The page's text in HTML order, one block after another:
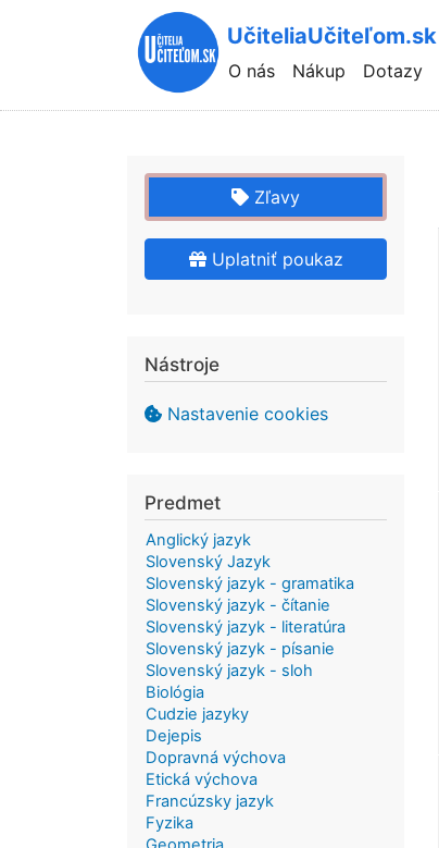
UčiteliaUčiteľom.sk
Hlavní
navigace
O nás Nákup Dotazy
Zľavy
Uplatniť poukaz
Nástroje
Nastavenie cookies
Predmet
Anglický jazyk
Slovenský Jazyk
Slovenský jazyk - gramatika
Slovenský jazyk - čítanie
Slovenský jazyk - literatúra
Slovenský jazyk - písanie
Slovenský jazyk - sloh
Biológia
Cudzie jazyky
Dejepis
Dopravná výchova
Etická výchova
Francúzsky jazyk
Fyzika